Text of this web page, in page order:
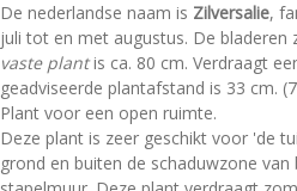
De nederlandse naam is Zilversalie,
juli tot en met augustus. De bladeren
vaste plantis ca. 80 cm. Verdraagt
geadviseerde plantafstand is 33 cm.
Plant voor een open ruimte.
Deze plant is zeer geschikt voor 'de
grond en buiten de schaduwzone